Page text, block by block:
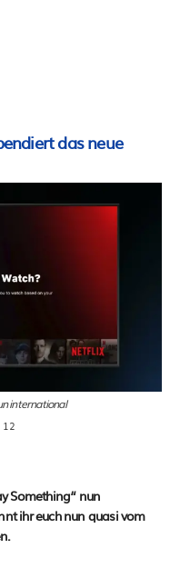
das neue
international
12
Something“ nun
ihr euch nun quasi vom